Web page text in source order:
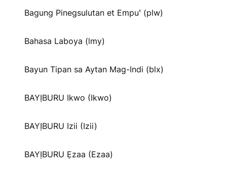
Bagung Pinegsulutan et Empuꞌ (plw)
Bahasa Laboya (lmy)
Bayun Tipan sa Aytan Mag-Indi (blx)
BAYỊBURU Ikwo (Ikwo)
BAYỊBURU Izii (Izii)
BAYỊBURU Ẹzaa (Ezaa)